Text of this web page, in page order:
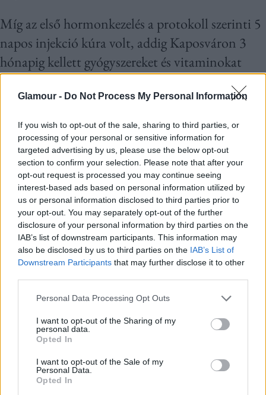
Glamour - Do Not Process My Personal Information
If you wish to opt-out of the sale, sharing to third parties, or
processing of your personal or sensitive information for
targeted advertising by us, please use the below opt-out
section to confirm your selection. Please note that after your
opt-out request is processed you may continue seeing
interest-based ads based on personal information utilized by
us or personal information disclosed to third parties prior to
your opt-out. You may separately opt-out of the further
disclosure of your personal information by third parties on the
IAB’s list of downstream participants. This information may
also be disclosed by us to third parties on the IAB’s List of
Downstream Participants that may further disclose it to other
Please note that this website/app uses one or more Google
not limited to your visit or usage behaviour. You may click to
grant or deny consent to Google and its third-party tags to
use your data for below specified purposes in below Google
consent section.
Personal Data Processing Opt Outs
I want to opt-out of the Sharing of my
personal data.
Opted In
I want to opt-out of the Sale of my
Personal Data.
Opted In
Míg az első hormonkezelés a protokoll szerinti 5
napos injekció kúra volt, addig Kaposváron 3
hónapig kellett gyógyszereket és vitaminokat
szednem, amíg eljutottam oda, hogy
elkezdhettük a hormonkezelést. Itt úgy éreztem
tényleg számítok. Foglalkoztak velem, amit jól
mutat, hogy már az első alkalommal 30-40
percet voltam bent vizsgálatokon. Az 5 napos
injekciós kúra nem az én utam volt, hiszen nem
ért meg petém, szinte azonnal petedonorra
akartak küldeni, amit én nem szerettem volna.
A második próbálkozásnál viszont már
tartósabb ideig adták a kezelést, 3 hétig kaptam a
kúrát, és ez nálam be is vált, bár még így is csak
egy petém ért meg.
Hogyan hatott ez rád? Gondolom voltak
hormonális változások. Mennyire
foglalkoztatott téged a mindennapokban az,